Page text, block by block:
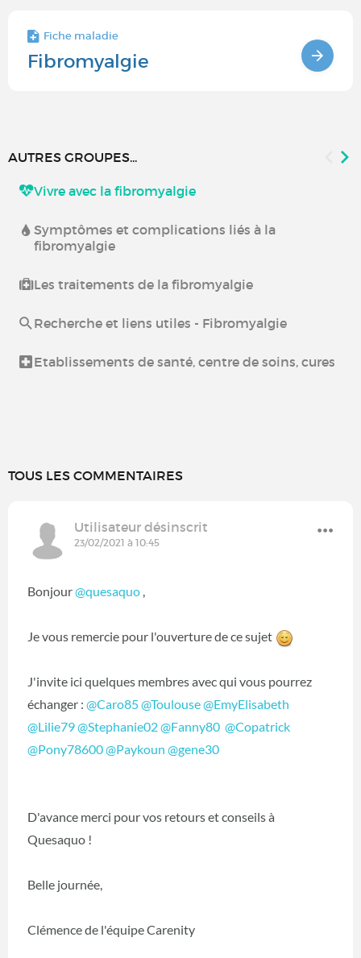
Fiche maladie
Fibromyalgie
AUTRES GROUPES...
Vivre avec la fibromyalgie
Symptômes et complications liés à la
fibromyalgie
Les traitements de la fibromyalgie
Recherche et liens utiles - Fibromyalgie
Etablissements de santé, centre de soins, cures
TOUS LES COMMENTAIRES
Utilisateur désinscrit
23/02/2021 à 10:45
Bonjour@quesaquo ‍ ,
Je vous remercie pour l'ouverture de ce sujet
J'invite ici quelques membres avec qui vous pourrez
échanger : @Caro85@Toulouse@EmyElisabeth
@Lilie79@Stephanie02@Fanny80 @Copatrick
@Pony78600@Paykoun @gene30
D'avance merci pour vos retours et conseils à
Quesaquo !
Belle journée,
Clémence de l'équipe Carenity